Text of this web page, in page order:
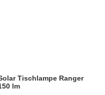
Tischlampe Ranger
lm